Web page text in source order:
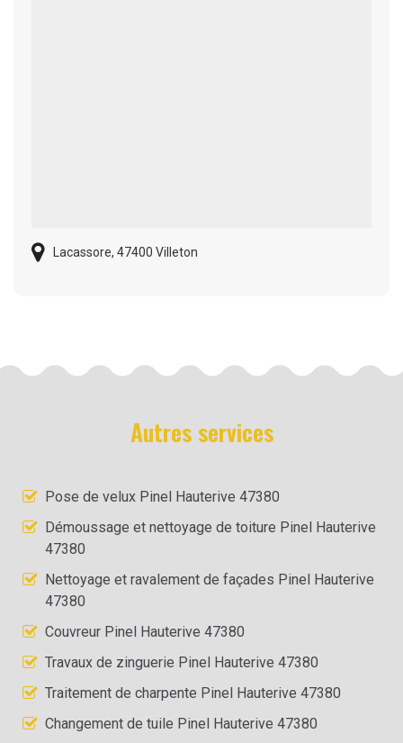
Lacassore, 47400 Villeton
Autres services
Pose de velux Pinel Hauterive 47380
Démoussage et nettoyage de toiture Pinel Hauterive
47380
Nettoyage et ravalement de façades Pinel Hauterive
47380
Couvreur Pinel Hauterive 47380
Travaux de zinguerie Pinel Hauterive 47380
Traitement de charpente Pinel Hauterive 47380
Changement de tuile Pinel Hauterive 47380